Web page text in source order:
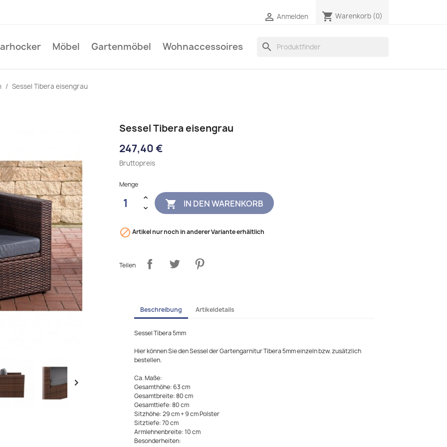
 Anmelden shopping_cart Warenkorb (0)
Möbel Gartenmöbel Wohnaccessoires search
Sessel Tibera eisengrau

Sessel Tibera eisengrau
247,40 €
Bruttopreis
Menge
 IN DEN WARENKORB
 Artikel nur noch in anderer Variante erhältlich
Teilen
Beschreibung Artikeldetails
Sessel Tibera 5mm
Hier können Sie den Sessel der Gartengarnitur Tibera 5mm einzeln bzw. zusätzlich
bestellen.
Ca. Maße:
Gesamthöhe: 63 cm
Gesamtbreite: 80 cm
Gesamttiefe: 80 cm
Sitzhöhe: 29 cm + 9 cm Polster
Sitztiefe: 70 cm
Armlehnenbreite: 10 cm
Besonderheiten: